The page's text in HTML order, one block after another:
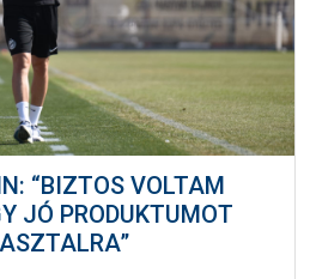
“BIZTOS VOLTAM
JÓ PRODUKTUMOT